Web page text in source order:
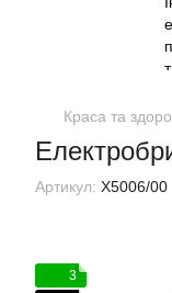
Краса та
Артикул: X5006/00
3